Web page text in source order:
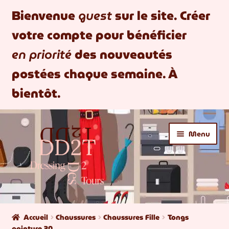
Bienvenueguestsur le site. Créer
votre compte pour bénéficier
en prioritédes nouveautés
postées chaque semaine. À
bientôt.
Aller
la
navigation
Aller
contenu
Menu
BOUTIQUE
Accueil Chaussures Chaussures Fille
Tongs